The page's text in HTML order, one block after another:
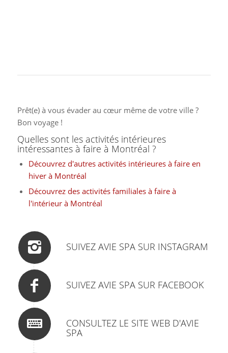
Prêt(e) à vous évader au cœur même de votre ville ?
Bon voyage !
Quelles sont les activités intérieures
intéressantes à faire à Montréal ?
Découvrez d'autres activités intérieures à faire en
hiver à Montréal
Découvrez des activités familiales à faire à
l'intérieur à Montréal
SUIVEZ AVIE SPA SUR INSTAGRAM
SUIVEZ AVIE SPA SUR FACEBOOK
CONSULTEZ LE SITE WEB D'AVIE
SPA